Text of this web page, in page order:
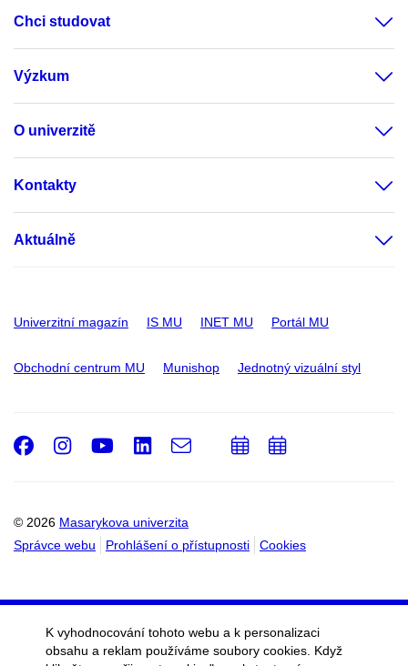
Chci studovat
Výzkum
O univerzitě
Kontakty
Aktuálně
Univerzitní magazín IS MU INET MU Portál MU
Obchodní centrum MU Munishop Jednotný vizuální styl
© 2026 Masarykova univerzita
Správce webu
Prohlášení o přístupnosti Cookies
Facebook
Instagram
Youtube
LinkedIn
e-
PřidatPřidat
K vyhodnocování tohoto webu a k personalizaci
obsahu a reklam používáme soubory cookies. Když